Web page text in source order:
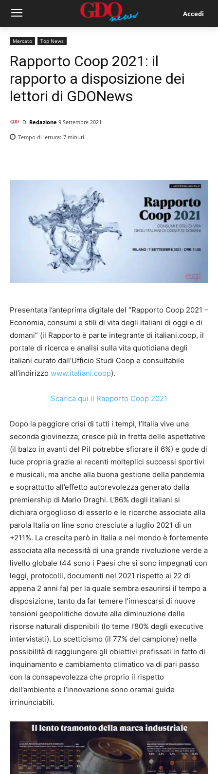
Accedi
Mercato Top News
Rapporto Coop 2021: il
rapporto a disposizione dei
lettori di GDONews
Di Redazione 9 Settembre 2021
Tempo di lettura: 7 minuti
Presentata l’anteprima digitale del “Rapporto Coop 2021 –
Economia, consumi e stili di vita degli italiani di oggi e di
domani” (il Rapporto è parte integrante di italiani.coop, il
portale di ricerca e analisi sulla vita quotidiana degli
italiani curato dall’Ufficio Studi Coop e consultabile
all’indirizzo www.italiani.coop).
Scarica qui il Rapporto Coop 2021
Dopo la peggiore crisi di tutti i tempi, l’Italia vive una
seconda giovinezza; cresce più in fretta delle aspettative
(il balzo in avanti del Pil potrebbe sfiorare il 6%) e gode di
luce propria grazie ai recenti molteplici successi sportivi
e musicali, ma anche alla buona gestione della pandemia
e soprattutto all’effetto autorevolezza generato dalla
premiership di Mario Draghi. L’86% degli italiani si
dichiara orgoglioso di esserlo e le ricerche associate alla
parola Italia on line sono cresciute a luglio 2021 di un
+211%. La crescita però in Italia e nel mondo è fortemente
associata alla necessità di una grande rivoluzione verde a
livello globale (44 sono i Paesi che si sono impegnati con
leggi, protocolli, documenti nel 2021 rispetto ai 22 di
appena 2 anni fa) per la quale sembra esaurirsi il tempo a
disposizione, tanto da far temere l’innescarsi di nuove
tensioni geopolitiche dovute alla diminuzione delle
risorse naturali disponibili (lo teme l’80% degli executive
intervistati). Lo scetticismo (il 77% del campione) nella
possibilità di raggiungere gli obiettivi prefissati in fatto di
inquinamento e cambiamento climatico va di pari passo
con la consapevolezza che proprio il rispetto
dell’ambiente e l’innovazione sono oramai guide
irrinunciabili.